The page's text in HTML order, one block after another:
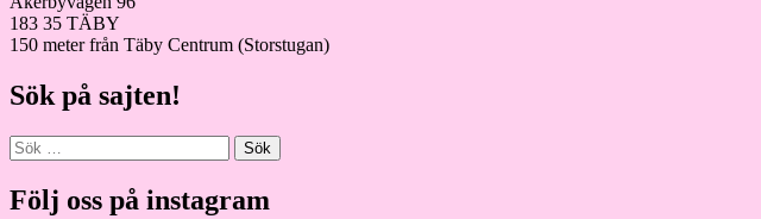
183 35 TÄBY
150 meter från Täby Centrum (Storstugan)
Sök på sajten!
Sök
efter:
Följ oss på instagram